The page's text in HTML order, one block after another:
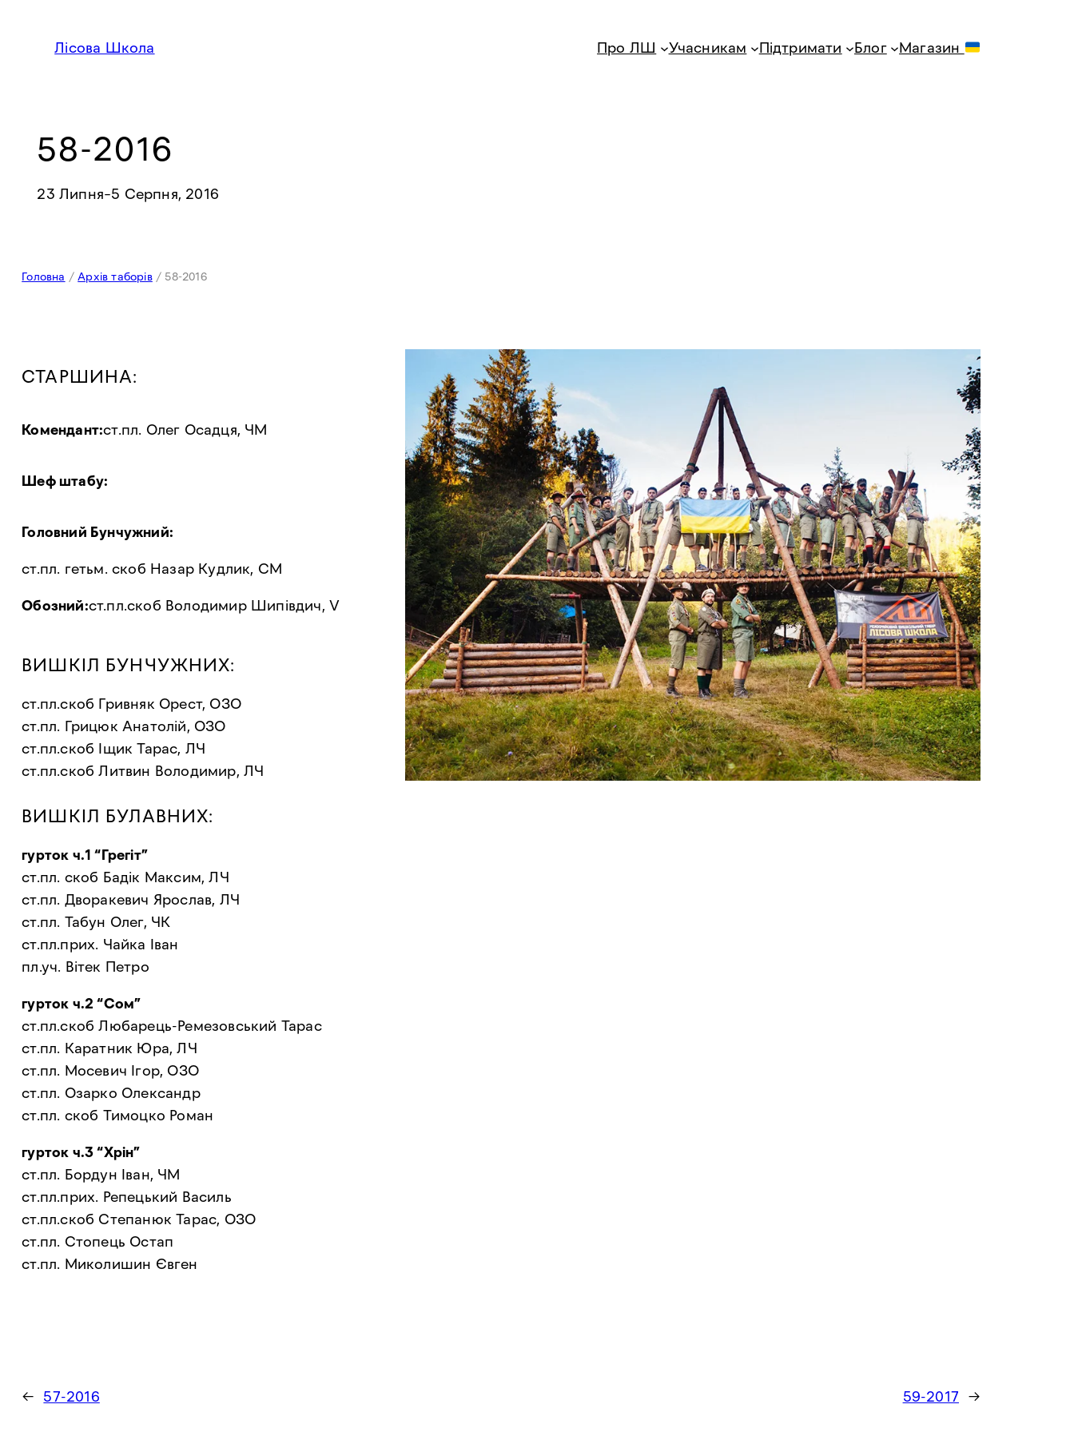
Лісова Школа Про ЛШ Учасникам Підтримати Блог Магазин
58-2016
23 Липня–5 Серпня, 2016
Головна /Архів таборів/ 58-2016
СТАРШИНА:
Комендант:ст.пл. Олег Осадця, ЧМ
Шеф штабу:
Головний Бунчужний:
ст.пл. гетьм. скоб Назар Кудлик, СМ
Обозний:ст.пл.скоб Володимир Шипівдич, V
ВИШКІЛ БУНЧУЖНИХ:
ст.пл.скоб Гривняк Орест, ОЗО
ст.пл. Грицюк Анатолій, ОЗО
ст.пл.скоб Іщик Тарас, ЛЧ
ст.пл.скоб Литвин Володимир, ЛЧ
ВИШКІЛ БУЛАВНИХ:
гурток ч.1 “Грегіт”
ст.пл. скоб Бадік Максим, ЛЧ
ст.пл. Дворакевич Ярослав, ЛЧ
ст.пл. Табун Олег, ЧК
ст.пл.прих. Чайка Іван
пл.уч. Вітек Петро
гурток ч.2 “Сом”
ст.пл.скоб Любарець-Ремезовський Тарас
ст.пл. Каратник Юра, ЛЧ
ст.пл. Мосевич Ігор, ОЗО
ст.пл. Озарко Олександр
ст.пл. скоб Тимоцко Роман
гурток ч.3 “Хрін”
ст.пл. Бордун Іван, ЧМ
ст.пл.прих. Репецький Василь
ст.пл.скоб Степанюк Тарас, ОЗО
ст.пл. Стопець Остап
ст.пл. Миколишин Євген
← 57-2016 59-2017 →